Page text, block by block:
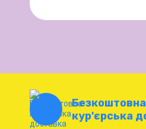
Безкоштовна
кур'єрська